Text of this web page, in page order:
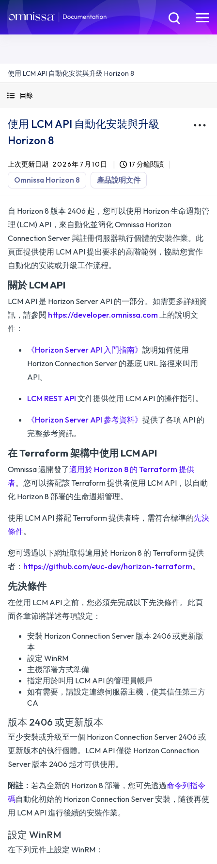
使用 LCM API 自動化安裝與升級 Horizon 8
目錄
使用 LCM API 自動化安裝與升級
Horizon 8
上次更新日期 2026年7月10日 17 分鐘閱讀
Omnissa Horizon 8 產品說明文件
自 Horizon 8 版本 2406 起，您可以使用 Horizon 生命週期管
理 (LCM) API，來自動化並簡化 Omnissa Horizon
Connection Server 與註冊伺服器執行個體的安裝作業。此
頁面提供使用 LCM API 提出要求的高階範例，協助您實作
自動化的安裝或升級工作流程。
關於 LCM API
LCM API 是 Horizon Server API 的一部分。如需更多詳細資
訊，請參閱 https://developer.omnissa.com 上的說明文
件：
《Horizon Server API 入門指南》 說明如何使用
Horizon Connection Server 的基底 URL 路徑來叫用
API。
LCM REST API 文件提供使用 LCM API 的操作指引。
《Horizon Server API 參考資料》 提供了各項 API 的
完整參考資訊。
在 Terraform 架構中使用 LCM API
Omnissa 還開發了適用於 Horizon 8 的 Terraform 提供
者。您可以搭配該 Terraform 提供者使用 LCM API，以自動
化 Horizon 8 部署的生命週期管理。
使用 LCM API 搭配 Terraform 提供者時，需符合標準的先決
條件。
您可透過以下網址取得適用於 Horizon 8 的 Terraform 提供
者： https://github.com/euc-dev/horizon-terraform。
先決條件
在使用 LCM API 之前，您必須先完成以下先決條件。此頁
面各章節將詳述每項設定：
安裝 Horizon Connection Server 版本 2406 或更新版
本
設定 WinRM
主機部署方式準備
指定用於叫用 LCM API 的管理員帳戶
如有需要，請設定連線伺服器主機，使其信任第三方
CA
版本 2406 或更新版本
至少安裝或升級至一個 Horizon Connection Server 2406 或
更新版本的執行個體。LCM API 僅從 Horizon Connection
Server 版本 2406 起才可供使用。
附註： 若為全新的 Horizon 8 部署，您可先透過命令列指令
碼自動化初始的 Horizon Connection Server 安裝，隨後再使
用 LCM API 進行後續的安裝作業。
設定 WinRM
在下列元件上設定 WinRM：